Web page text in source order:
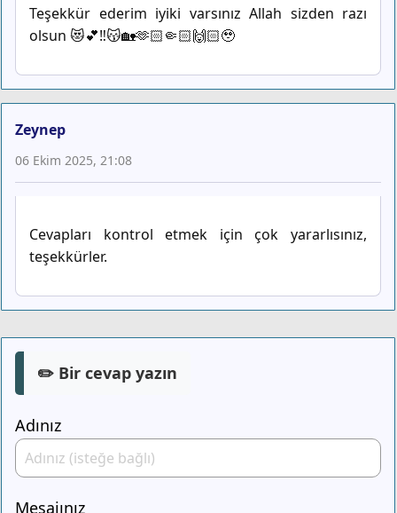
Teşekkür ederim iyiki varsınız Allah sizden razı
olsun 😻💕‼️😽🏡🫶🏻🤏🏻🙌🏻🥹
Zeynep
06 Ekim 2025, 21:08
Cevapları kontrol etmek için çok yararlısınız,
teşekkürler.
✏️ Bir cevap yazın
Adınız
Mesajınız